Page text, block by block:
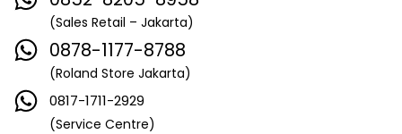
(Sales Retail – Jakarta)
0878-1177-8788
(Roland Store Jakarta)
0817-1711-2929
(Service Centre)